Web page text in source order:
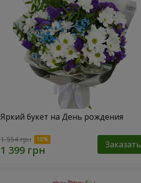
Яркий букет на День рождения
1 554 грн Заказать